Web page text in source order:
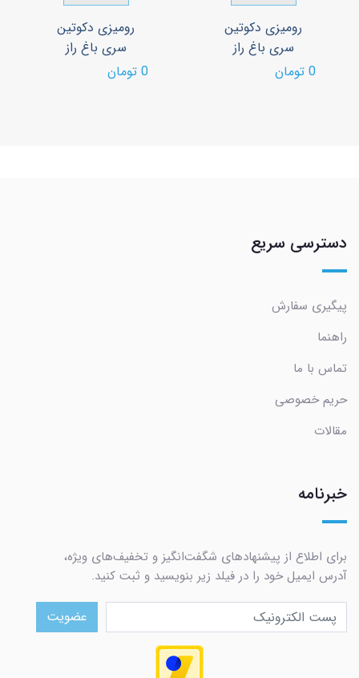
رومیزی دکوتین
سری باغ راز
0 تومان
رومیزی دکوتین
سری باغ راز
0 تومان
دسترسی سریع
پیگیری سفارش
راهنما
تماس با ما
حریم خصوصی
مقالات
خبرنامه
برای اطلاع از پیشنهادهای شگفت‌انگیز و تخفیف‌های ویژه،
آدرس ایمیل خود را در فیلد زیر بنویسید و ثبت کنید.
عضویت